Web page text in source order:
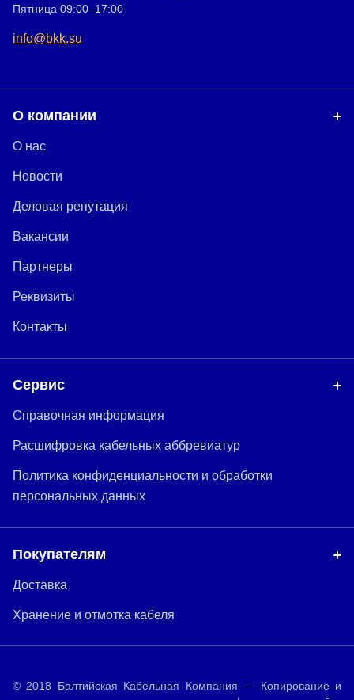
Пятница 09:00–17:00
info@bkk.su
О компании
О нас
Новости
Деловая репутация
Вакансии
Партнеры
Реквизиты
Контакты
Сервис
Справочная информация
Расшифровка кабельных аббревиатур
Политика конфиденциальности и обработки
персональных данных
Покупателям
Доставка
Хранение и отмотка кабеля
© 2018 Балтийская Кабельная Компания — Копирование и